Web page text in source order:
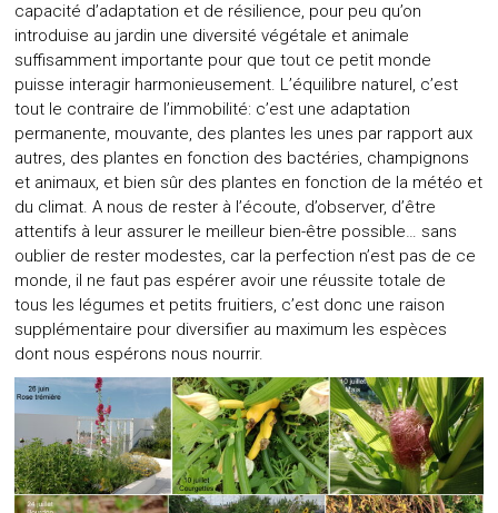
capacité d’adaptation et de résilience, pour peu qu’on
introduise au jardin une diversité végétale et animale
suffisamment importante pour que tout ce petit monde
puisse interagir harmonieusement. L’équilibre naturel, c’est
tout le contraire de l’immobilité: c’est une adaptation
permanente, mouvante, des plantes les unes par rapport aux
autres, des plantes en fonction des bactéries, champignons
et animaux, et bien sûr des plantes en fonction de la météo et
du climat. A nous de rester à l’écoute, d’observer, d’être
attentifs à leur assurer le meilleur bien-être possible… sans
oublier de rester modestes, car la perfection n’est pas de ce
monde, il ne faut pas espérer avoir une réussite totale de
tous les légumes et petits fruitiers, c’est donc une raison
supplémentaire pour diversifier au maximum les espèces
dont nous espérons nous nourrir.